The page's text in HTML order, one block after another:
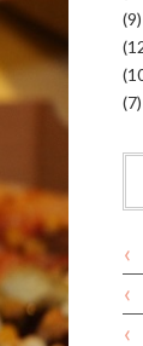
(9)
(7)